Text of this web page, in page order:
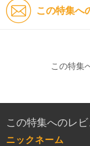
この特集へ
この特集
この特集へのレ
ニックネーム